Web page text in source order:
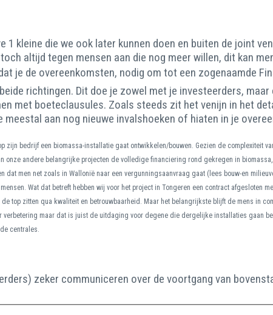
1 kleine die we ook later kunnen doen en buiten de joint
altijd tegen mensen aan die nog meer willen, dit kan
je de overeenkomsten, nodig om tot een zogenaamde
richtingen. Dit doe je zowel met je investeerders,
met boeteclausules. Zoals steeds zit het venijn in het
aan nog nieuwe invalshoeken of hiaten in je
bedrijf een biomassa-installatie gaat ontwikkelen/bouwen. Gezien de complexiteit
onze andere belangrijke projecten de volledige financiering rond gekregen in
men net zoals in Wallonië naar een vergunningsaanvraag gaat (lees bouw-en
Wat dat betreft hebben wij voor het project in Tongeren een contract afgesloten
top zitten qua kwaliteit en betrouwbaarheid. Maar het belangrijkste blijft de mens in
maar dat is juist de uitdaging voor degene die dergelijke installaties gaan
centrales.
zeker communiceren over de voortgang van